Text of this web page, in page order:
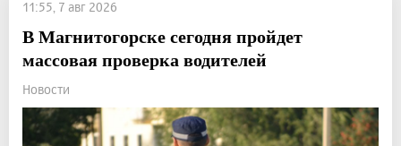
11:55, 7 авг 2026
В Магнитогорске сегодня пройдет
массовая проверка водителей
Новости